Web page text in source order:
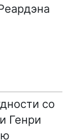
со
Генри